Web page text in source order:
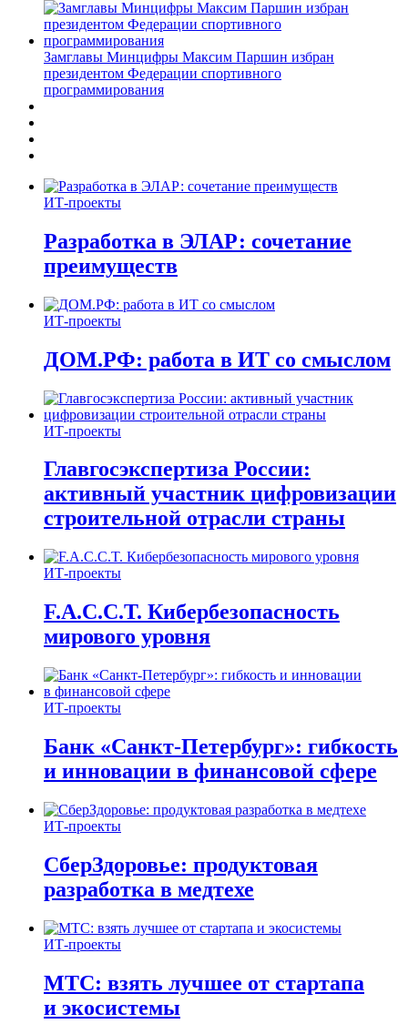
Замглавы Минцифры Максим Паршин избран
президентом Федерации спортивного
программирования
ИТ-проекты
Разработка в ЭЛАР: сочетание
преимуществ
ИТ-проекты
ДОМ.РФ: работа в ИТ со смыслом
ИТ-проекты
Главгосэкспертиза России:
активный участник цифровизации
строительной отрасли страны
ИТ-проекты
F.A.C.C.T. Кибербезопасность
мирового уровня
ИТ-проекты
Банк «Санкт-Петербург»: гибкость
и инновации в финансовой сфере
ИТ-проекты
СберЗдоровье: продуктовая
разработка в медтехе
ИТ-проекты
МТС: взять лучшее от стартапа
и экосистемы